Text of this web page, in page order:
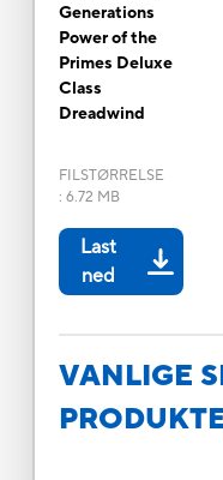
Generations
Power of the
Primes Deluxe
Class
Dreadwind
FILSTØRRELSE
: 6.72 MB
Last
ned
VANLIGE